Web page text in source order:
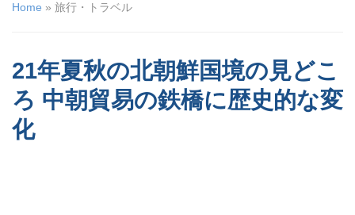
Home » 旅行・トラベル
21年夏秋の北朝鮮国境の見どこ
ろ 中朝貿易の鉄橋に歴史的な変
化